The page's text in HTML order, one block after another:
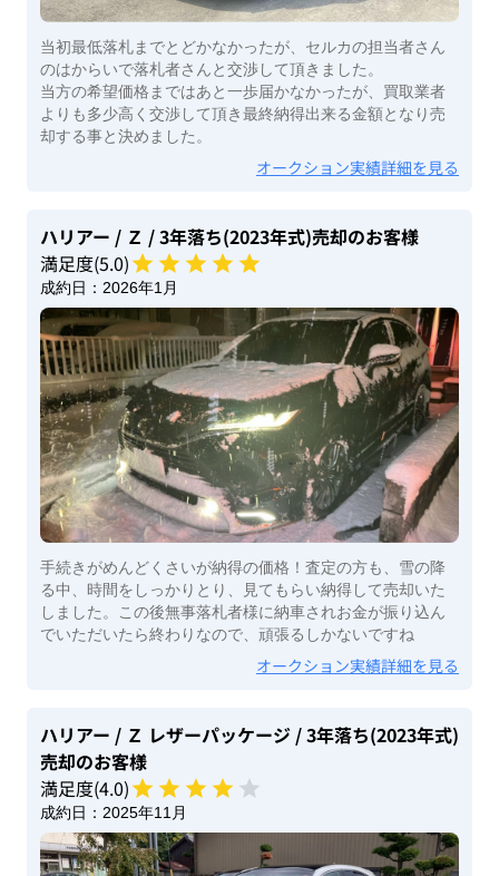
当初最低落札までとどかなかったが、セルカの担当者さん
のはからいで落札者さんと交渉して頂きました。
当方の希望価格まではあと一歩届かなかったが、買取業者
よりも多少高く交渉して頂き最終納得出来る金額となり売
却する事と決めました。
オークション実績詳細を見る
ハリアー / Ｚ / 3年落ち(2023年式)売却のお客様
満足度(5.0)
成約日： 2026年1月
手続きがめんどくさいが納得の価格！査定の方も、雪の降
る中、時間をしっかりとり、見てもらい納得して売却いた
しました。この後無事落札者様に納車されお金が振り込ん
でいただいたら終わりなので、頑張るしかないですね
オークション実績詳細を見る
ハリアー / Ｚ レザーパッケージ / 3年落ち(2023年式)
売却のお客様
満足度(4.0)
成約日： 2025年11月